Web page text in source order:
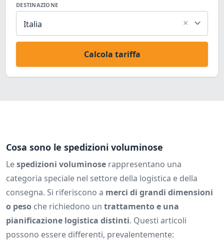
DESTINAZIONE
Italia ×
Calcola tariffa
Cosa sono le spedizioni voluminose
Lespedizioni voluminose rappresentano una
categoria speciale nel settore della logistica e della
consegna. Si riferiscono a merci di grandi dimensioni
o peso che richiedono un trattamento e una
pianificazione logistica distinti. Questi articoli
possono essere differenti, prevalentemente: